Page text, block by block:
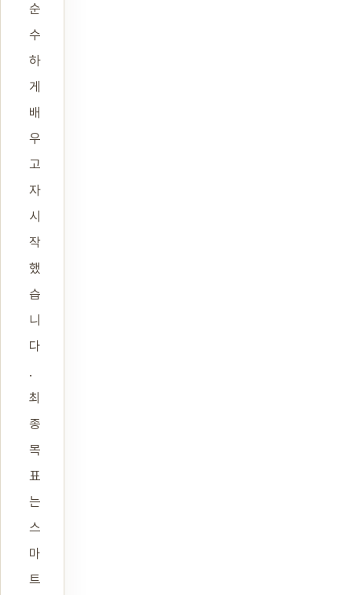
순
수
하
게
배
우
고
자
시
작
했
습
니
다
.
최
종
목
표
는
스
마
트